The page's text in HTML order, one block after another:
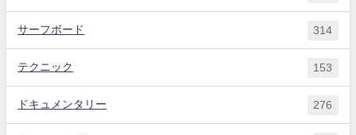
サーフボード 314
テクニック 153
ドキュメンタリー 276